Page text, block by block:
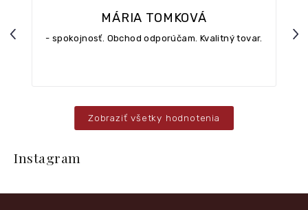
Previous
MÁRIA TOMKOVÁ
- spokojnosť. Obchod odporúčam. Kvalitný tovar.
Zobraziť všetky hodnotenia
t
Instagram